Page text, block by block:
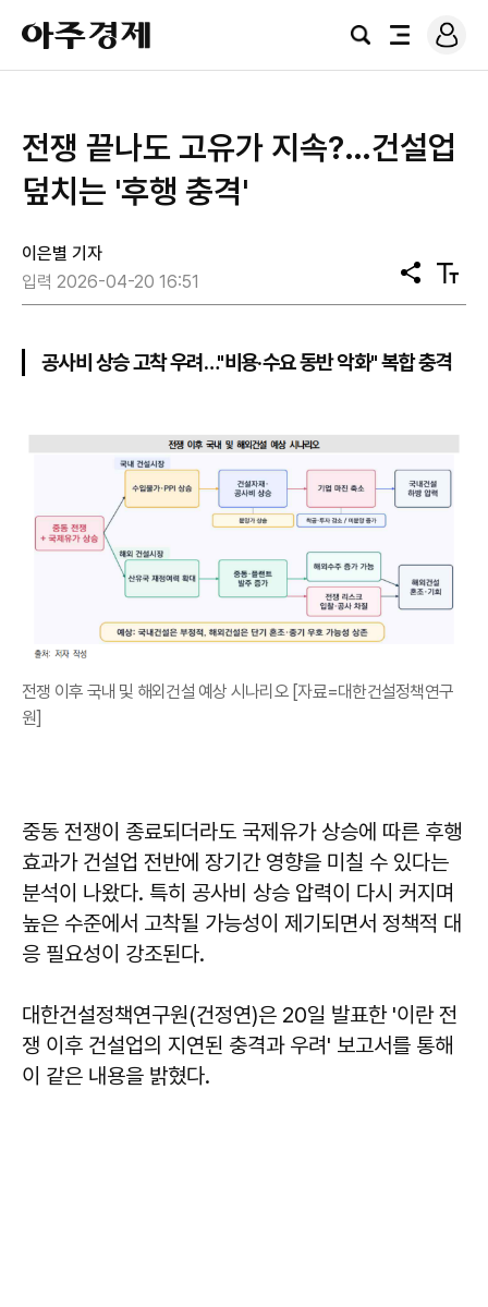
아
주
경
검
전
로
그
전쟁 끝나도 고유가 지속?…건설업
덮치는 '후행 충격'
이은별 기자
입력 2026-04-20 16:51
공
유
텍
스
기
공사비 상승 고착 우려…"비용·수요 동반 악화" 복합 충격
전쟁 이후 국내 및 해외건설 예상 시나리오 [자료=대한건설정책연구
원]
중동 전쟁이 종료되더라도 국제유가 상승에 따른 후행
효과가 건설업 전반에 장기간 영향을 미칠 수 있다는
분석이 나왔다. 특히 공사비 상승 압력이 다시 커지며
높은 수준에서 고착될 가능성이 제기되면서 정책적 대
응 필요성이 강조된다.
대한건설정책연구원(건정연)은 20일 발표한 '이란 전
쟁 이후 건설업의 지연된 충격과 우려' 보고서를 통해
이 같은 내용을 밝혔다.